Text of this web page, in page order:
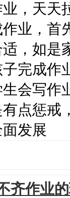
，天天
业，首
，如是
完成作
会写作
点惩戒
发展
齐作业